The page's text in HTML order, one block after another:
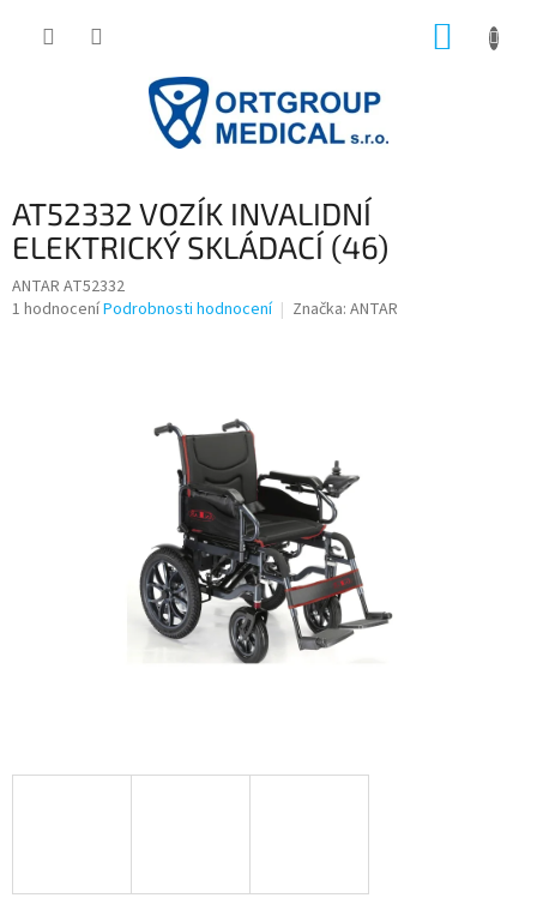
AT52332 VOZÍK INVALIDNÍ
ELEKTRICKÝ SKLÁDACÍ (46)
ANTAR AT52332
Průměrné
1 hodnoceníPodrobnosti hodnocení Značka: ANTAR